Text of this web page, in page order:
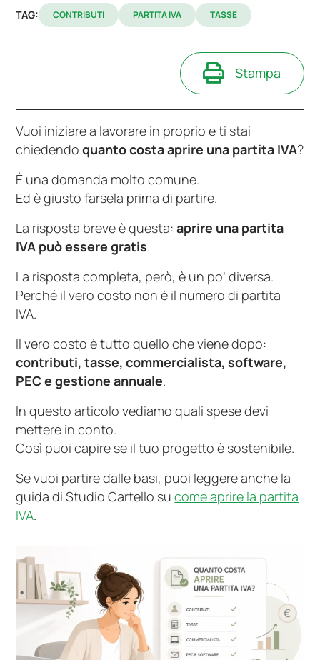
TAG: CONTRIBUTI PARTITA IVA TASSE
Stampa
Vuoi iniziare a lavorare in proprio e ti stai
chiedendoquanto costa aprire una partita IVA?
È una domanda molto comune.
Ed è giusto farsela prima di partire.
La risposta breve è questa:aprire una partita
IVA può essere gratis.
La risposta completa, però, è un po’ diversa.
Perché il vero costo non è il numero di partita
IVA.
Il vero costo è tutto quello che viene dopo:
contributi, tasse, commercialista, software,
PEC e gestione annuale.
In questo articolo vediamo quali spese devi
mettere in conto.
Così puoi capire se il tuo progetto è sostenibile.
Se vuoi partire dalle basi, puoi leggere anche la
guida di Studio Cartello sucome aprire la partita
IVA.